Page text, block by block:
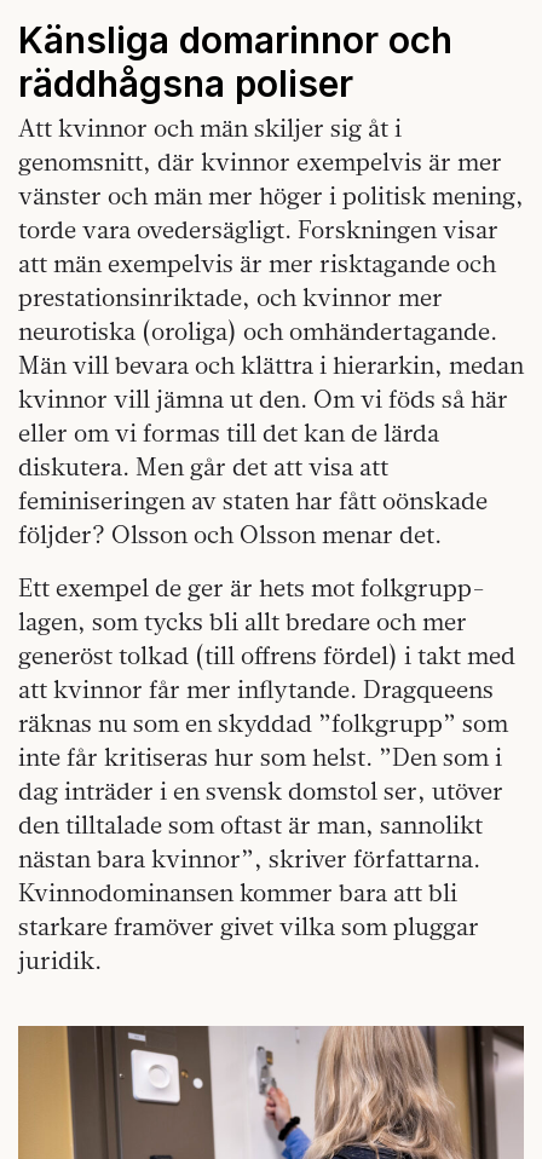
Känsliga domarinnor och
räddhågsna poliser
Att kvinnor och män skiljer sig åt i
genomsnitt, där kvinnor exempelvis är mer
vänster och män mer höger i politisk mening,
torde vara ovedersägligt. Forskningen visar
att män exempelvis är mer risktagande och
prestationsinriktade, och kvinnor mer
neurotiska (oroliga) och omhändertagande.
Män vill bevara och klättra i hierarkin, medan
kvinnor vill jämna ut den. Om vi föds så här
eller om vi formas till det kan de lärda
diskutera. Men går det att visa att
feminiseringen av staten har fått oönskade
följder? Olsson och Olsson menar det.
Ett exempel de ger är hets mot folkgrupp-
lagen, som tycks bli allt bredare och mer
generöst tolkad (till offrens fördel) i takt med
att kvinnor får mer inflytande. Dragqueens
räknas nu som en skyddad ”folkgrupp” som
inte får kritiseras hur som helst. ”Den som i
dag inträder i en svensk domstol ser, utöver
den tilltalade som oftast är man, sannolikt
nästan bara kvinnor”, skriver författarna.
Kvinnodominansen kommer bara att bli
starkare framöver givet vilka som pluggar
juridik.